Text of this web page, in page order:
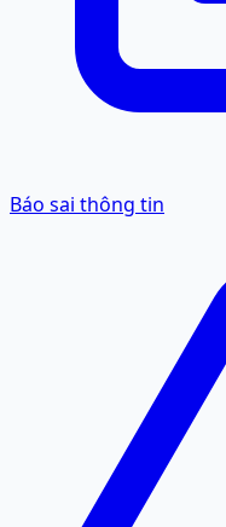
Báo sai thông tin